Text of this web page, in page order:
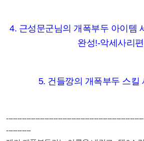
4. 근성문군님의 개폭부두 아이템
완성!-악세사리
5. 건들깡의 개폭부두 스킬
-----------